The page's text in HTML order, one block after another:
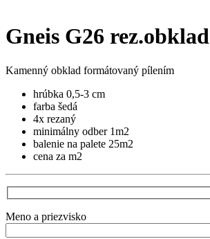
Gneis G26 rez.obklad
Kamenný obklad formátovaný pílením
hrúbka 0,5-3 cm
farba šedá
4x rezaný
minimálny odber 1m2
balenie na palete 25m2
cena za m2
Meno a priezvisko